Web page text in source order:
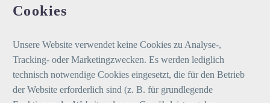
Cookies
Unsere Website verwendet keine Cookies zu Analyse-,
Tracking- oder Marketingzwecken. Es werden lediglich
technisch notwendige Cookies eingesetzt, die für den Betrieb
der Website erforderlich sind (z. B. für grundlegende